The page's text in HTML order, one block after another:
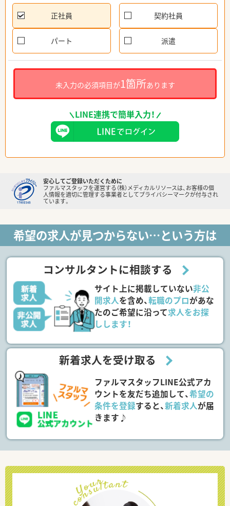
正社員 契約社員
パート 派遣
未入力の必須項目が1箇所あります
LINE連携で簡単入力！
安心してご登録いただくために
ファルマスタッフを運営する（株）メディカルリソースは、お客様の個
人情報を適切に管理する事業者としてプライバシーマークが付与され
ています。
希望の求人が見つからない…という方は
コンサルタントに相談する
サイト上に掲載していない非公
開求人を含め、転職のプロがあな
たのご希望に沿って求人をお探
しします！
新着求人を受け取る
ファルマスタッフLINE公式アカ
ウントを友だち追加して、希望の
条件を登録すると、新着求人が届
きます♪